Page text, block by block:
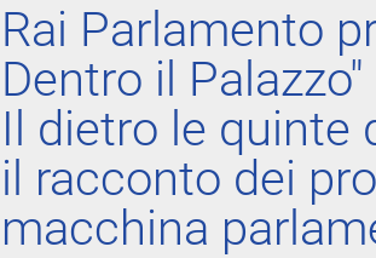
Rai Parlamento
Dentro il Palazzo"
Il dietro le quinte
il racconto dei
macchina